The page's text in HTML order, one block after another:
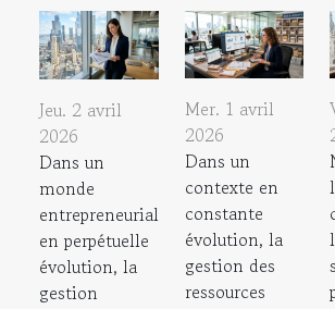
Jeu. 2 avril
2026
Dans un
monde
entrepreneurial
en perpétuelle
évolution, la
gestion
Mer. 1 avril
2026
Dans un
contexte en
constante
évolution, la
gestion des
ressources